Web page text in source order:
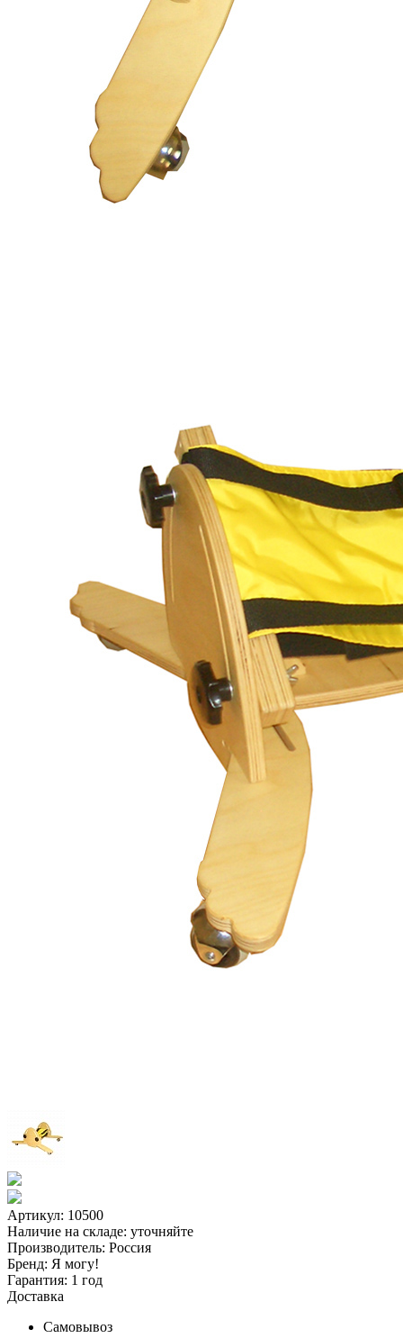
Артикул: 10500
Наличие на складе: уточняйте
Производитель: Россия
Бренд: Я могу!
Гарантия: 1 год
Доставка
Самовывоз